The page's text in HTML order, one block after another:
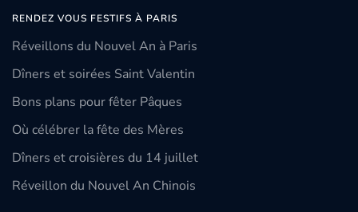
RENDEZ VOUS FESTIFS À PARIS
Réveillons du Nouvel An à Paris
Dîners et soirées Saint Valentin
Bons plans pour fêter Pâques
Où célébrer la fête des Mères
Dîners et croisières du 14 juillet
Réveillon du Nouvel An Chinois